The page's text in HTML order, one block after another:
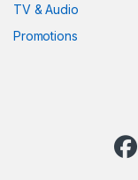
TV & Audio
Promotions